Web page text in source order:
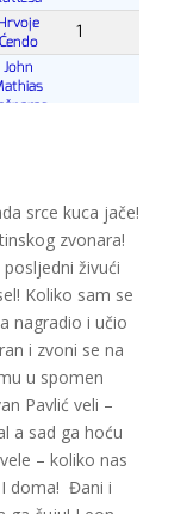
srce kuca jače!
zvonara!
živući
Koliko sam se
nagradio i učio
i zvoni se na
u spomen
Pavlić veli –
a sad ga hoću
– koliko nas
doma! Đani i